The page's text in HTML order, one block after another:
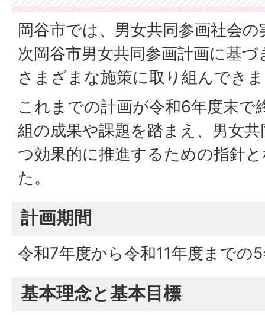
岡谷市では、男女共同参画社会
次岡谷市男女共同参画計画に基
さまざまな施策に取り組んでき
これまでの計画が令和6年度末で
組の成果や課題を踏まえ、男女
つ効果的に推進するための指針
た。
計画期間
令和7年度から令和11年度までの
基本理念と基本目標